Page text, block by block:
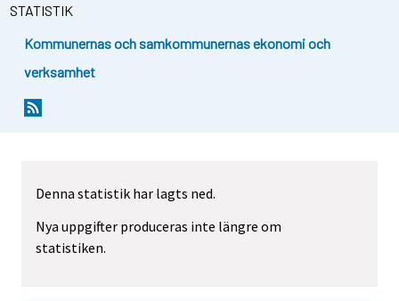
STATISTIK
Kommunernas och samkommunernas ekonomi och
verksamhet
Denna statistik har lagts ned.
Nya uppgifter produceras inte längre om
statistiken.